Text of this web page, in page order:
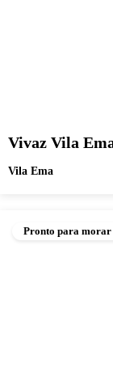
Vivaz Vila
Vila Ema
Pronto para morar